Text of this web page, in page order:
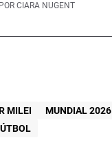
POR CIARA NUGENT
MILEI MUNDIAL 2026